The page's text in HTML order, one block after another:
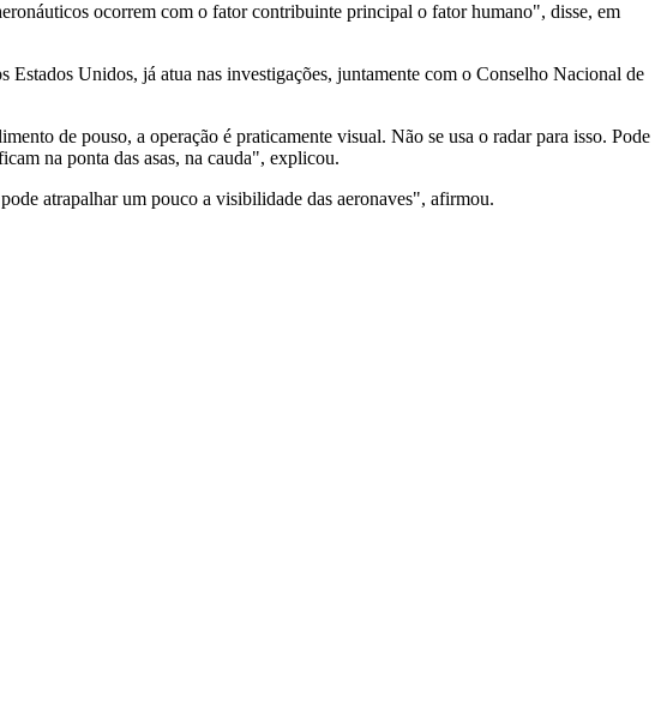
ocorrem com o fator contribuinte principal o fator humano", disse, em
Unidos, já atua nas investigações, juntamente com o Conselho Nacional de
de pouso, a operação é praticamente visual. Não se usa o radar para isso. Pode
na ponta das asas, na cauda", explicou.
atrapalhar um pouco a visibilidade das aeronaves", afirmou.